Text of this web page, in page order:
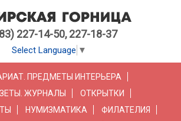
227-14-50, 227-18-37
Select Language ▼
ПРЕДМЕТЫ ИНТЕРЬЕРА
ЖУРНАЛЫ
ОТКРЫТКИ
НУМИЗМАТИКА
ФИЛАТЕЛИЯ